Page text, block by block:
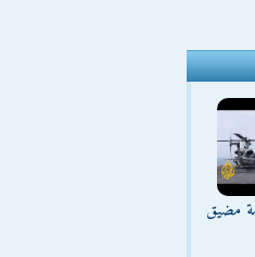
مضيق